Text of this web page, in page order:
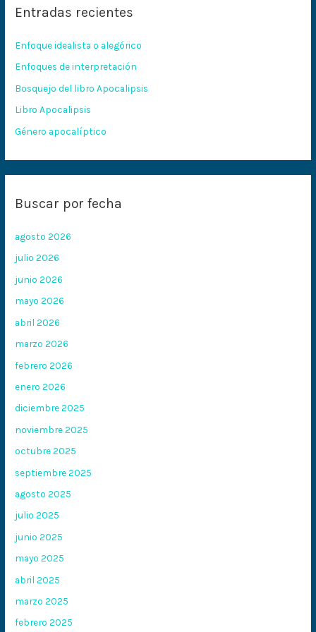
a
p
o
r
:
Entradas recientes
Enfoque idealista o alegórico
Enfoques de interpretación
Bosquejo del libro Apocalipsis
Libro Apocalipsis
Género apocalíptico
Buscar por fecha
agosto 2026
julio 2026
junio 2026
mayo 2026
abril 2026
marzo 2026
febrero 2026
enero 2026
diciembre 2025
noviembre 2025
octubre 2025
septiembre 2025
agosto 2025
julio 2025
junio 2025
mayo 2025
abril 2025
marzo 2025
febrero 2025